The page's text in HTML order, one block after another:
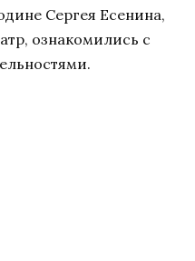
Сергея Есенина,
ознакомились с